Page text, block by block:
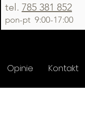
tel.785 381 852
pon-pt 9:00-17:00
Opinie Kontakt